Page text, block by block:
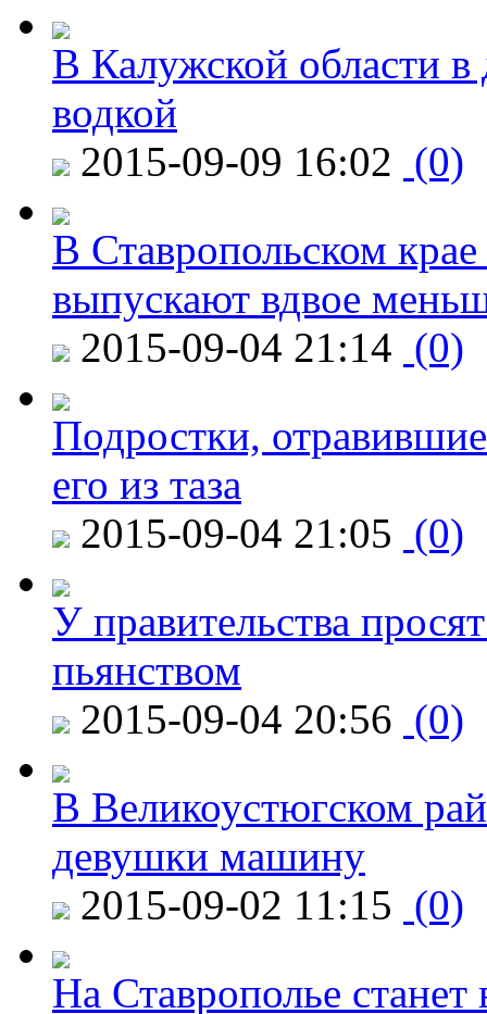
В Калужской области в
водкой
2015-09-09 16:02 (0)
В Ставропольском
выпускают вдвое
2015-09-04 21:14 (0)
Подростки,
его из таза
2015-09-04 21:05 (0)
У правительства
пьянством
2015-09-04 20:56 (0)
В Великоустюгском
девушки машину
2015-09-02 11:15 (0)
На Ставрополье